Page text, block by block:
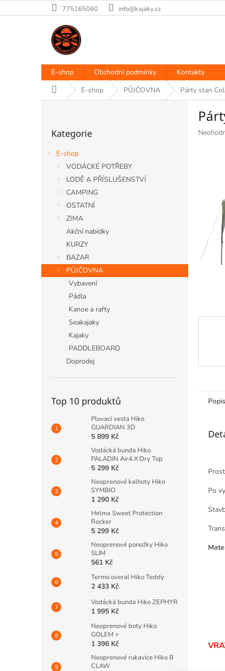
na
775165060 info@kajaky.cz
E-shop Obchodní podmínky
Kontakty
Domů E-shop PŮJČOVNA Párty stan
kategorie
Kategorie
E-shop
VODÁCKÉ POTŘEBY
LODĚ A PŘÍSLUŠENSTVÍ
CAMPING
OSTATNÍ
ZIMA
Akční nabídky
KURZY
BAZAR
PŮJČOVNA
Vybavení
Pádla
Kanoe a rafty
Seakajaky
Kajaky
PADDLEBOARD
Doprodej
Top 10 produktů
Plovací vesta Hiko
GUARDIAN 3D
5 899 Kč
Vodácká bunda Hiko
PALADIN Air4.X Dry Top
5 299 Kč
Neoprenové kalhoty Hiko
SYMBIO
1 290 Kč
Helma Sweet Protection
Rocker
5 299 Kč
Neoprenové ponožky Hiko
SLIM
561 Kč
Termo overal Hiko Teddy
2 433 Kč
Vodácká bunda Hiko ZEPHYR
1 995 Kč
Neoprenové boty Hiko
GOLEM +
1 396 Kč
Neoprenové rukavice Hiko B
CLAW
Popis
Po